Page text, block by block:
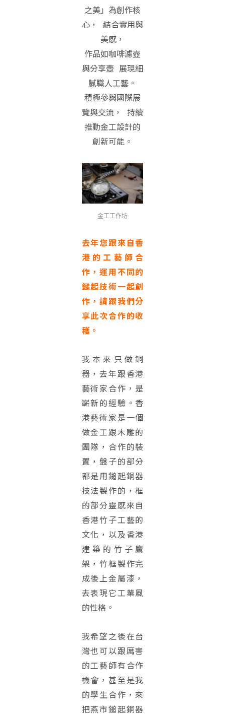
之美」為創作核
心， 結合實用與
美感，
作品如咖啡濾壺
與分享壺 展現細
膩職人工藝。
積極參與國際展
覽與交流， 持續
推動金工設計的
創新可能。
金工工作坊
去年您跟來自香
港的工藝師合
作，運用不同的
鎚起技術一起創
作，請跟我們分
享此次合作的收
穫。
我本來只做銅
器，去年跟香港
藝術家合作，是
嶄新的經驗。香
港藝術家是一個
做金工跟木雕的
團隊，合作的裝
置，盤子的部分
都是用鎚起銅器
技法製作的，框
的部分靈感來自
香港竹子工藝的
文化，以及香港
建築的竹子鷹
架，竹框製作完
成後上金屬漆，
去表現它工業風
的性格。
我希望之後在台
灣也可以跟厲害
的工藝師有合作
機會，甚至是我
的學生合作，來
把燕市鎚起銅器